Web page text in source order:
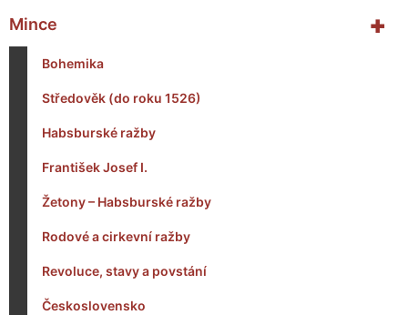
+
Mince
Bohemika
Středověk (do roku 1526)
Habsburské ražby
František Josef I.
Žetony – Habsburské ražby
Rodové a cirkevní ražby
Revoluce, stavy a povstání
Československo